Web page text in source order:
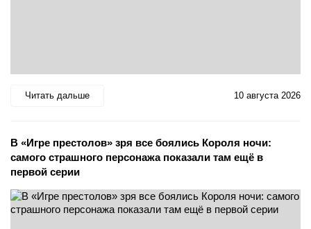
Читать дальше 10 августа 2026
В «Игре престолов» зря все боялись Короля ночи:
самого страшного персонажа показали там ещё в
первой серии